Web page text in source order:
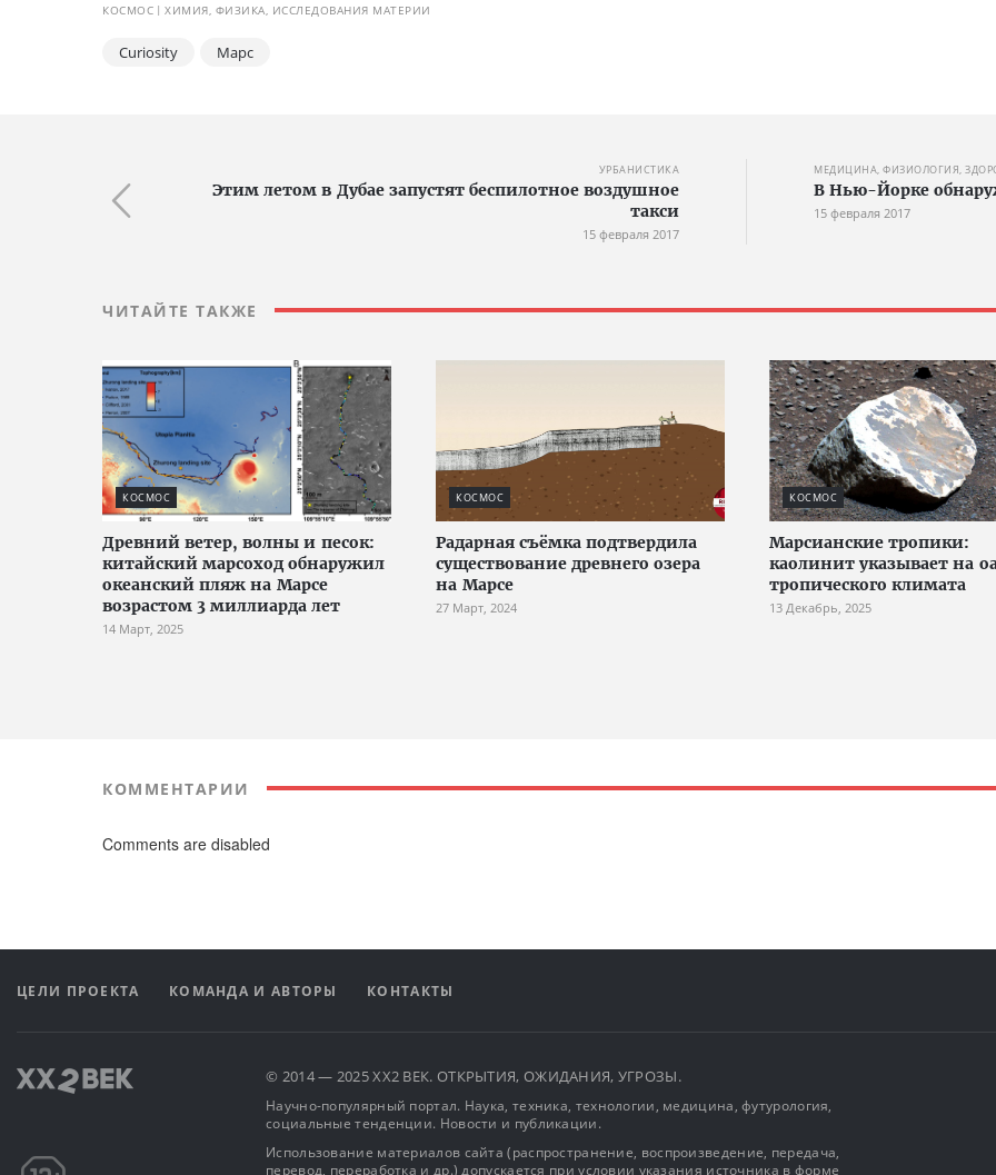
КОСМОС ХИМИЯ, ФИЗИКА, ИССЛЕДОВАНИЯ МАТЕРИИ
Curiosity Марс
УРБАНИСТИКА
Этим летом в Дубае запустят беспилотное воздушное
такси
15 февраля 2017
МЕДИЦИНА, ФИЗИОЛОГИЯ,
В Нью-Йорке
15 февраля 2017
ЧИТАЙТЕ ТАКЖЕ
КОСМОС
Древний ветер, волны и песок:
китайский марсоход обнаружил
океанский пляж на Марсе
возрастом 3 миллиарда лет
14 Март, 2025
КОСМОС
Радарная съёмка подтвердила
существование древнего озера
на Марсе
27 Март, 2024
КОСМОС
Марсианские тропики:
каолинит указывает на
тропического климата
13 Декабрь, 2025
КОММЕНТАРИИ
Comments are disabled
ЦЕЛИ ПРОЕКТА КОМАНДА И АВТОРЫ КОНТАКТЫ
© 2014 — 2025 XX2 ВЕК. ОТКРЫТИЯ, ОЖИДАНИЯ, УГРОЗЫ.
Научно-популярный портал. Наука, техника, технологии, медицина, футурология,
социальные тенденции. Новости и публикации.
Использование материалов сайта (распространение, воспроизведение, передача,
перевод, переработка и др.) допускается при условии указания источника в форме